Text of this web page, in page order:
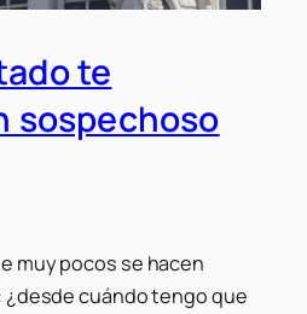
te
sospechoso
muy pocos se hacen
¿desde cuándo tengo que